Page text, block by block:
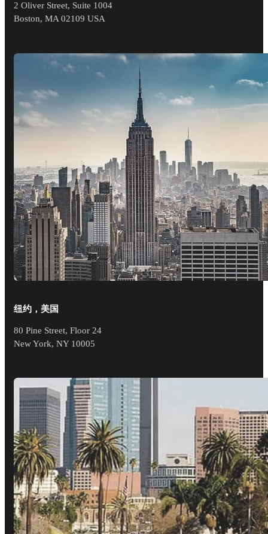
2 Oliver Street, Suite 1004
Boston, MA 02109 USA
纽约，美国
80 Pine Street, Floor 24
New York, NY 10005